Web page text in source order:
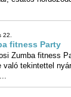
épülő új